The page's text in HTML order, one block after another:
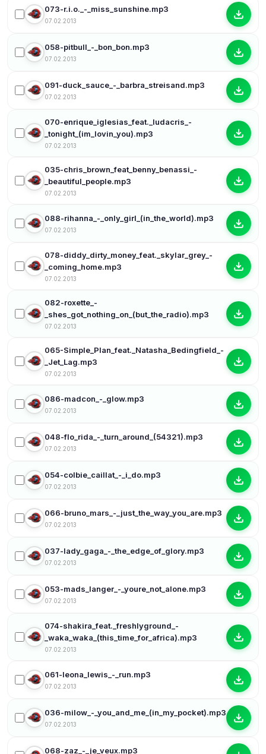
073-r.i.o._-_miss_sunshine.mp3
07.02.2013
058-pitbull_-_bon_bon.mp3
07.02.2013
091-duck_sauce_-_barbra_streisand.mp3
07.02.2013
070-enrique_iglesias_feat._ludacris_-
_tonight_(im_lovin_you).mp3
07.02.2013
035-chris_brown_feat_benny_benassi_-
_beautiful_people.mp3
07.02.2013
088-rihanna_-_only_girl_(in_the_world).mp3
07.02.2013
078-diddy_dirty_money_feat._skylar_grey_-
_coming_home.mp3
07.02.2013
082-roxette_-
_shes_got_nothing_on_(but_the_radio).mp3
07.02.2013
065-Simple_Plan_feat._Natasha_Bedingfield_-
_Jet_Lag.mp3
07.02.2013
086-madcon_-_glow.mp3
07.02.2013
048-flo_rida_-_turn_around_(54321).mp3
07.02.2013
054-colbie_caillat_-_i_do.mp3
07.02.2013
066-bruno_mars_-_just_the_way_you_are.mp3
07.02.2013
037-lady_gaga_-_the_edge_of_glory.mp3
07.02.2013
053-mads_langer_-_youre_not_alone.mp3
07.02.2013
074-shakira_feat._freshlyground_-
_waka_waka_(this_time_for_africa).mp3
07.02.2013
061-leona_lewis_-_run.mp3
07.02.2013
036-milow_-_you_and_me_(in_my_pocket).mp3
07.02.2013
068-zaz_-_je_veux.mp3